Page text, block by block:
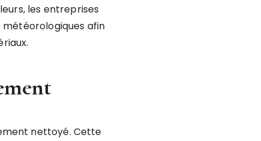
les entreprises
afin
nettoyé. Cette